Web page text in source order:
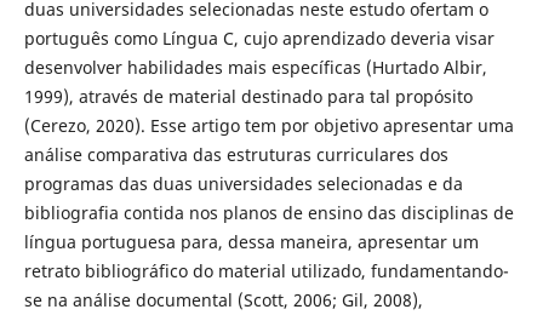
duas universidades selecionadas neste estudo ofertam o
português como Língua C, cujo aprendizado deveria visar
desenvolver habilidades mais específicas (Hurtado Albir,
1999), através de material destinado para tal propósito
(Cerezo, 2020). Esse artigo tem por objetivo apresentar uma
análise comparativa das estruturas curriculares dos
programas das duas universidades selecionadas e da
bibliografia contida nos planos de ensino das disciplinas de
língua portuguesa para, dessa maneira, apresentar um
retrato bibliográfico do material utilizado, fundamentando-
se na análise documental (Scott, 2006; Gil, 2008),